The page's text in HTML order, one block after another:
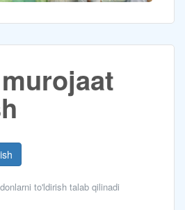
to'ldirish talab qilinadi